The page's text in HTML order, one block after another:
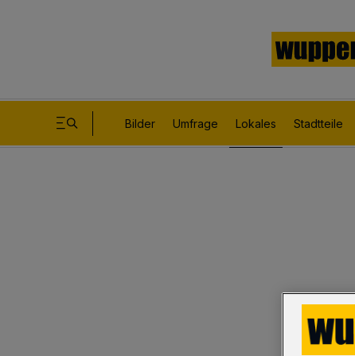
Bilder Umfrage Lokales Stadtteile